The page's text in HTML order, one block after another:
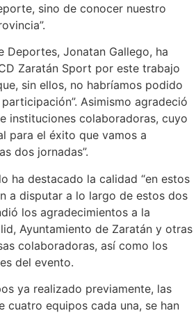
sino de conocer nuestro
Deportes, Jonatan Gallego, ha
Zaratán Sport por este trabajo
sin ellos, no habríamos podido
Asimismo agradeció
instituciones colaboradoras, cuyo
para el éxito que vamos a
dos jornadas”.
ha destacado la calidad “en estos
a disputar a lo largo de estos dos
los agradecimientos a la
Ayuntamiento de Zaratán y otras
colaboradoras, así como los
del evento.
ya realizado previamente, las
cuatro equipos cada una, se han